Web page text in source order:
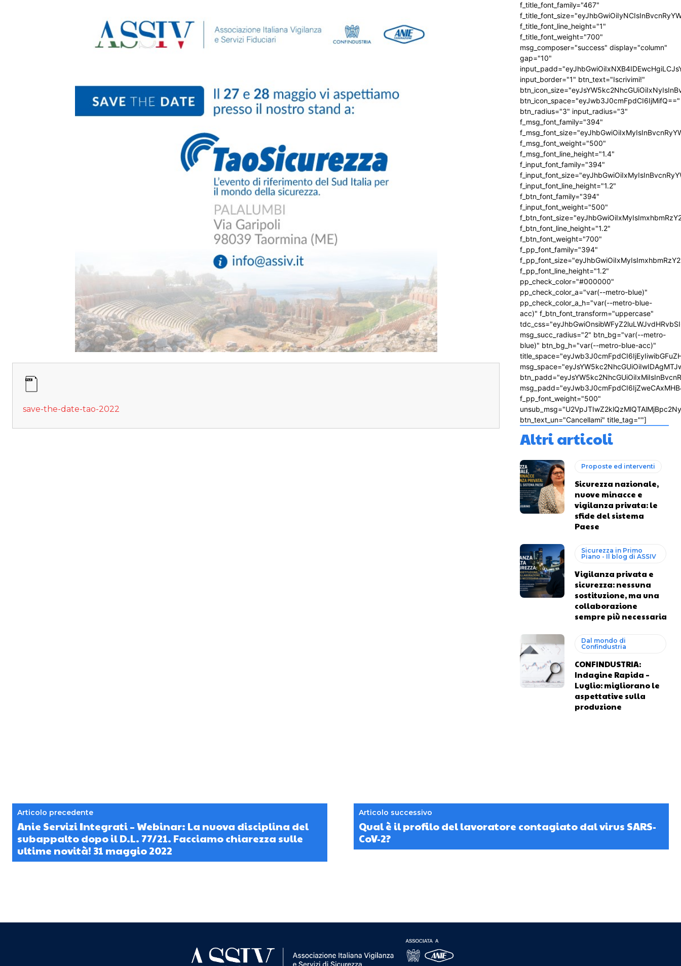
save-the-date-tao-2022
f_title_font_family="467"
f_title_font_line_height="1"
f_title_font_weight="700"
msg_composer="success" display="column"
gap="10"
input_border="1" btn_text="Iscrivimi!"
btn_icon_space="eyJwb3J0cmFpdCI6IjMifQ=="
btn_radius="3" input_radius="3"
f_msg_font_family="394"
f_msg_font_weight="500"
f_msg_font_line_height="1.4"
f_input_font_family="394"
f_input_font_line_height="1.2"
f_btn_font_family="394"
f_input_font_weight="500"
f_btn_font_line_height="1.2"
f_btn_font_weight="700"
f_pp_font_family="394"
f_pp_font_line_height="1.2"
pp_check_color="#000000"
pp_check_color_a="var(--metro-blue)"
pp_check_color_a_h="var(--metro-blue-
acc)" f_btn_font_transform="uppercase"
msg_succ_radius="2" btn_bg="var(--metro-
blue)" btn_bg_h="var(--metro-blue-acc)"
f_pp_font_weight="500"
btn_text_un="Cancellami" title_tag=""]
Altri articoli
Proposte ed interventi
Sicurezza nazionale,
nuove minacce e
vigilanza privata: le
sfide del sistema
Paese
Sicurezza in Primo
Piano - Il blog di ASSIV
Vigilanza privata e
sicurezza: nessuna
sostituzione, ma una
collaborazione
sempre più necessaria
Dal mondo di
Confindustria
CONFINDUSTRIA:
Indagine Rapida –
Luglio: migliorano le
aspettative sulla
produzione
Articolo precedente
Anie Servizi Integrati – Webinar: La nuova disciplina del
subappalto dopo il D.L. 77/21. Facciamo chiarezza sulle
ultime novità! 31 maggio 2022
Articolo successivo
Qual è il profilo del lavoratore contagiato dal virus SARS-
CoV-2?